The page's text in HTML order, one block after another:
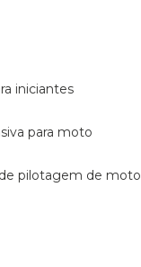
iniciantes
para moto
de pilotagem de moto